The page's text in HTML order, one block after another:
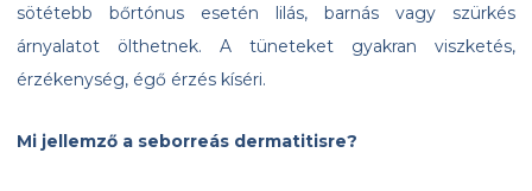
sötétebb bőrtónus esetén lilás, barnás vagy szürkés
árnyalatot ölthetnek. A tüneteket gyakran viszketés,
érzékenység, égő érzés kíséri.
Mi jellemző a seborreás dermatitisre?